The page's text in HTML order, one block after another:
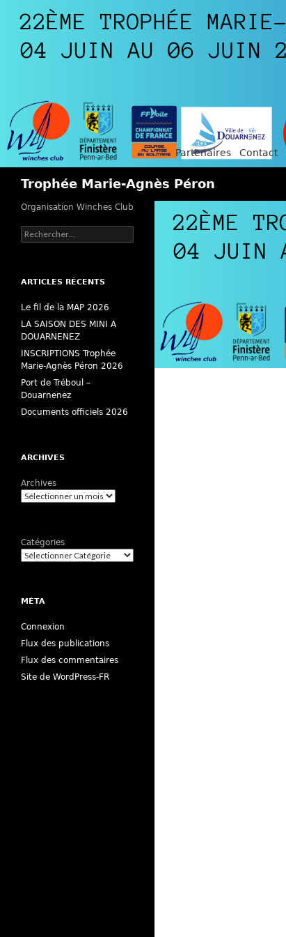
Partenaires Contact
Trophée Marie-Agnès Péron
Organisation Winches Club
Rechercher :
ARTICLES RÉCENTS
Le fil de la MAP 2026
LA SAISON DES MINI A
DOUARNENEZ
INSCRIPTIONS Trophée
Marie-Agnès Péron 2026
Port de Tréboul –
Douarnenez
Documents officiels 2026
ARCHIVES
Archives
Catégories
MÉTA
Connexion
Flux des publications
Flux des commentaires
Site de WordPress-FR